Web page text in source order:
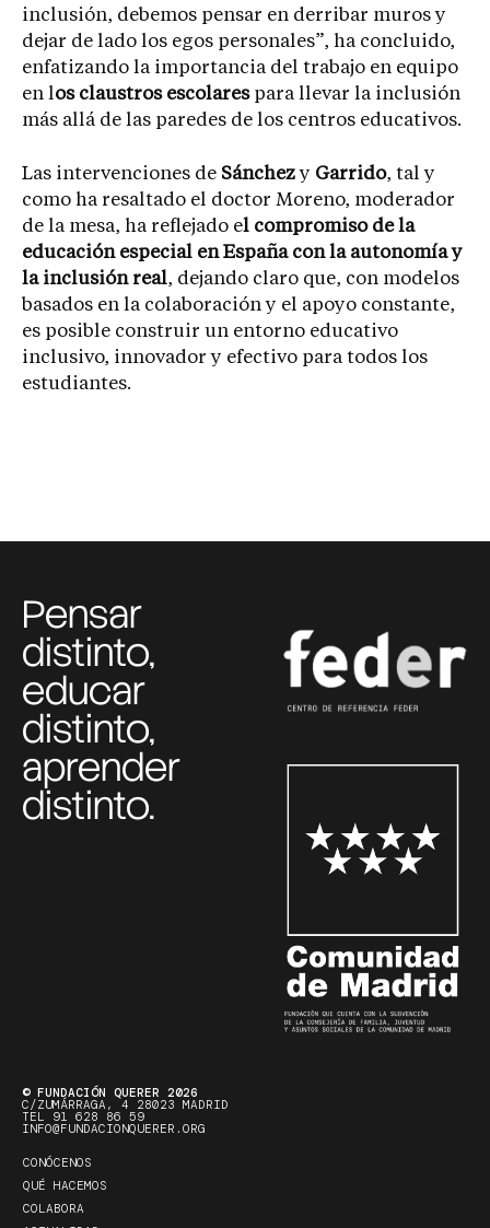
inclusión, debemos pensar en derribar muros y
dejar de lado los egos personales”, ha concluido,
enfatizando la importancia del trabajo en equipo
en los claustros escolarespara llevar la inclusión
más allá de las paredes de los centros educativos.
Las intervenciones de Sánchezy Garrido, tal y
como ha resaltado el doctor Moreno, moderador
de la mesa, ha reflejado el compromiso de la
educación especial en España con la autonomía y
la inclusión real, dejando claro que, con modelos
basados en la colaboración y el apoyo constante,
es posible construir un entorno educativo
inclusivo, innovador y efectivo para todos los
estudiantes.
Pensar
distinto,
educar
distinto,
aprender
distinto.
© FUNDACIÓN QUERER 2026
C/ZUMÁRRAGA, 4 28023 MADRID
TEL 91 628 86 59
INFO@FUNDACIONQUERER.ORG
CONÓCENOS
QUÉ HACEMOS
COLABORA